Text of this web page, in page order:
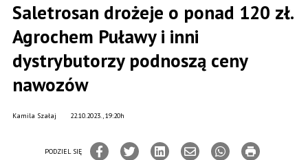
Saletrosan drożeje o ponad 120 zł.
Agrochem Puławy i inni
dystrybutorzy podnoszą ceny
nawozów
22.10.2023., 19:20h
Kamila Szałaj
PODZIEL SIĘ